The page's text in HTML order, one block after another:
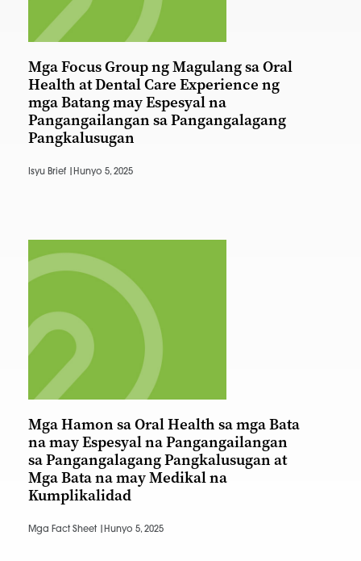
Mga Focus Group ng Magulang sa Oral
Health at Dental Care Experience ng
mga Batang may Espesyal na
Pangangailangan sa Pangangalagang
Pangkalusugan
Isyu Brief | Hunyo 5, 2025
Mga Hamon sa Oral Health sa mga Bata
na may Espesyal na Pangangailangan
sa Pangangalagang Pangkalusugan at
Mga Bata na may Medikal na
Kumplikalidad
Mga Fact Sheet | Hunyo 5, 2025